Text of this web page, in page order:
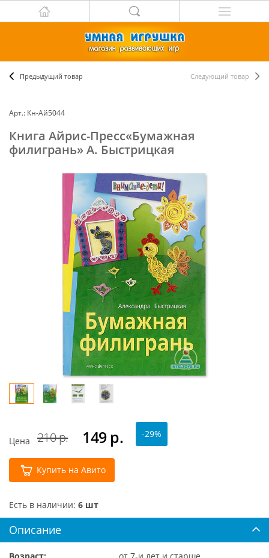
Предыдущий товар Следующий товар
Арт.: Кн-Ай5044
Книга Айрис-Пресс«Бумажная
филигрань» А. Быстрицкая
Цена 210 р. 149 р. -29%
Купить на Авито
Есть в наличии: 6 шт
Описание
Возраст: от 7-и лет и старше